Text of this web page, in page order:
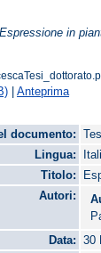
Espressione in
|Anteprima
documento:
Lingua:
Titolo:
Autori:
Data:
30